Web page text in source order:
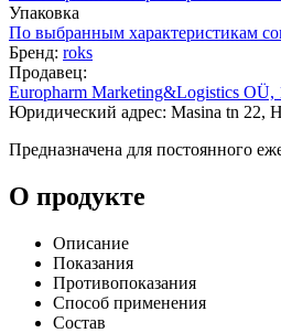
Упаковка
По выбранным характеристикам
Бренд: roks
Продавец:
Europharm Marketing&Logistics OÜ,
Юридический адрес: Masina tn 22,
Предназначена для постоянного
О продукте
Описание
Показания
Противопоказания
Способ применения
Состав